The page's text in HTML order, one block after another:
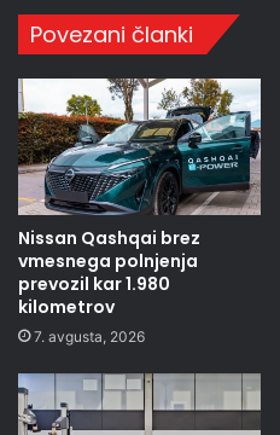
Povezani članki
Nissan Qashqai brez
vmesnega polnjenja
prevozil kar 1.980
kilometrov
7. avgusta, 2026